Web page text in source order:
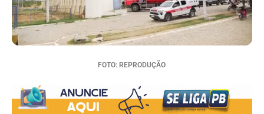
FOTO: REPRODUÇÃO